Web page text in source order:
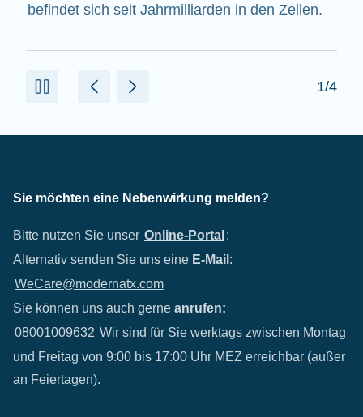
beitragen.
2/4
Sie möchten eine Nebenwirkung melden?
Bitte nutzen Sie unser Online-Portal :
Alternativ senden Sie uns eine E-Mail :
WeCare@modernatx.com
Sie können uns auch gerne anrufen:
08001009632 Wir sind für Sie werktags zwischen Montag
und Freitag von 9:00 bis 17:00 Uhr MEZ erreichbar (außer
an Feiertagen).